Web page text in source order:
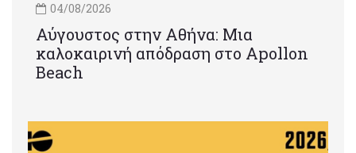
04/08/2026
Αύγουστος στην Αθήνα: Μια
καλοκαιρινή απόδραση στο Apollon
Beach